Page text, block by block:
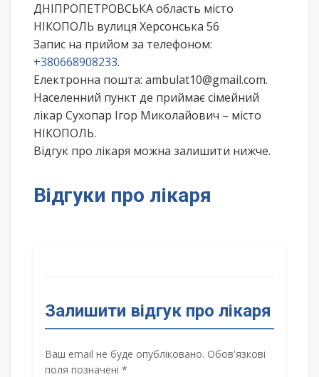
ДНІПРОПЕТРОВСЬКА область місто
НІКОПОЛЬ вулиця Херсонська 56
Запис на прийом за телефоном:
+380668908233.
Електронна пошта: ambulat10@gmail.com.
Населенний пункт де приймає сімейний
лікар Сухопар Ігор Миколайович – місто
НІКОПОЛЬ.
Відгук про лікаря можна залишити нижче.
Відгуки про лікаря
Залишити відгук про лікаря
Ваш email не буде опубліковано. Обов'язкові
поля позначені *